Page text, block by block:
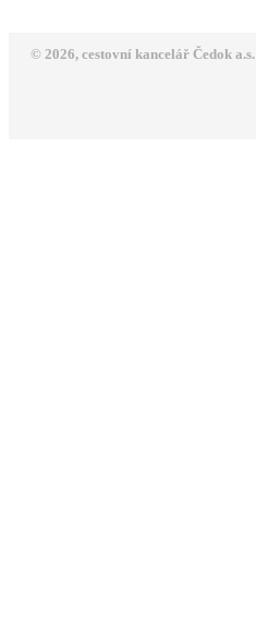
© 2026, cestovní kancelář Čedok a.s.